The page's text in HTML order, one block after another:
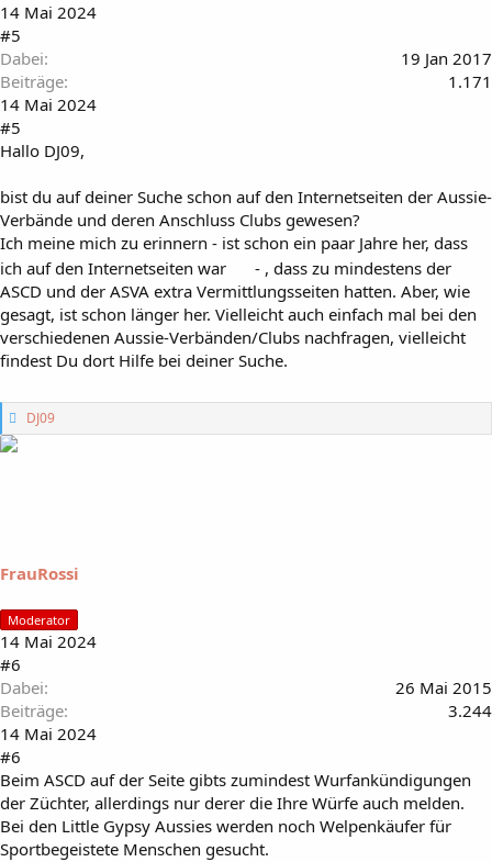
14 Mai 2024
#5
Dabei
19 Jan 2017
Beiträge
1.171
14 Mai 2024
#5
Hallo DJ09,
bist du auf deiner Suche schon auf den Internetseiten der Aussie-
Verbände und deren Anschluss Clubs gewesen?
Ich meine mich zu erinnern - ist schon ein paar Jahre her, dass
ich auf den Internetseiten war
- , dass zu mindestens der
ASCD und der ASVA extra Vermittlungsseiten hatten. Aber, wie
gesagt, ist schon länger her. Vielleicht auch einfach mal bei den
verschiedenen Aussie-Verbänden/Clubs nachfragen, vielleicht
findest Du dort Hilfe bei deiner Suche.
G
e
r
DJ09
FrauRossi
Moderator
14 Mai 2024
#6
Dabei
26 Mai 2015
Beiträge
3.244
14 Mai 2024
#6
Beim ASCD auf der Seite gibts zumindest Wurfankündigungen
der Züchter, allerdings nur derer die Ihre Würfe auch melden.
Bei den Little Gypsy Aussies werden noch Welpenkäufer für
Sportbegeistete Menschen gesucht.